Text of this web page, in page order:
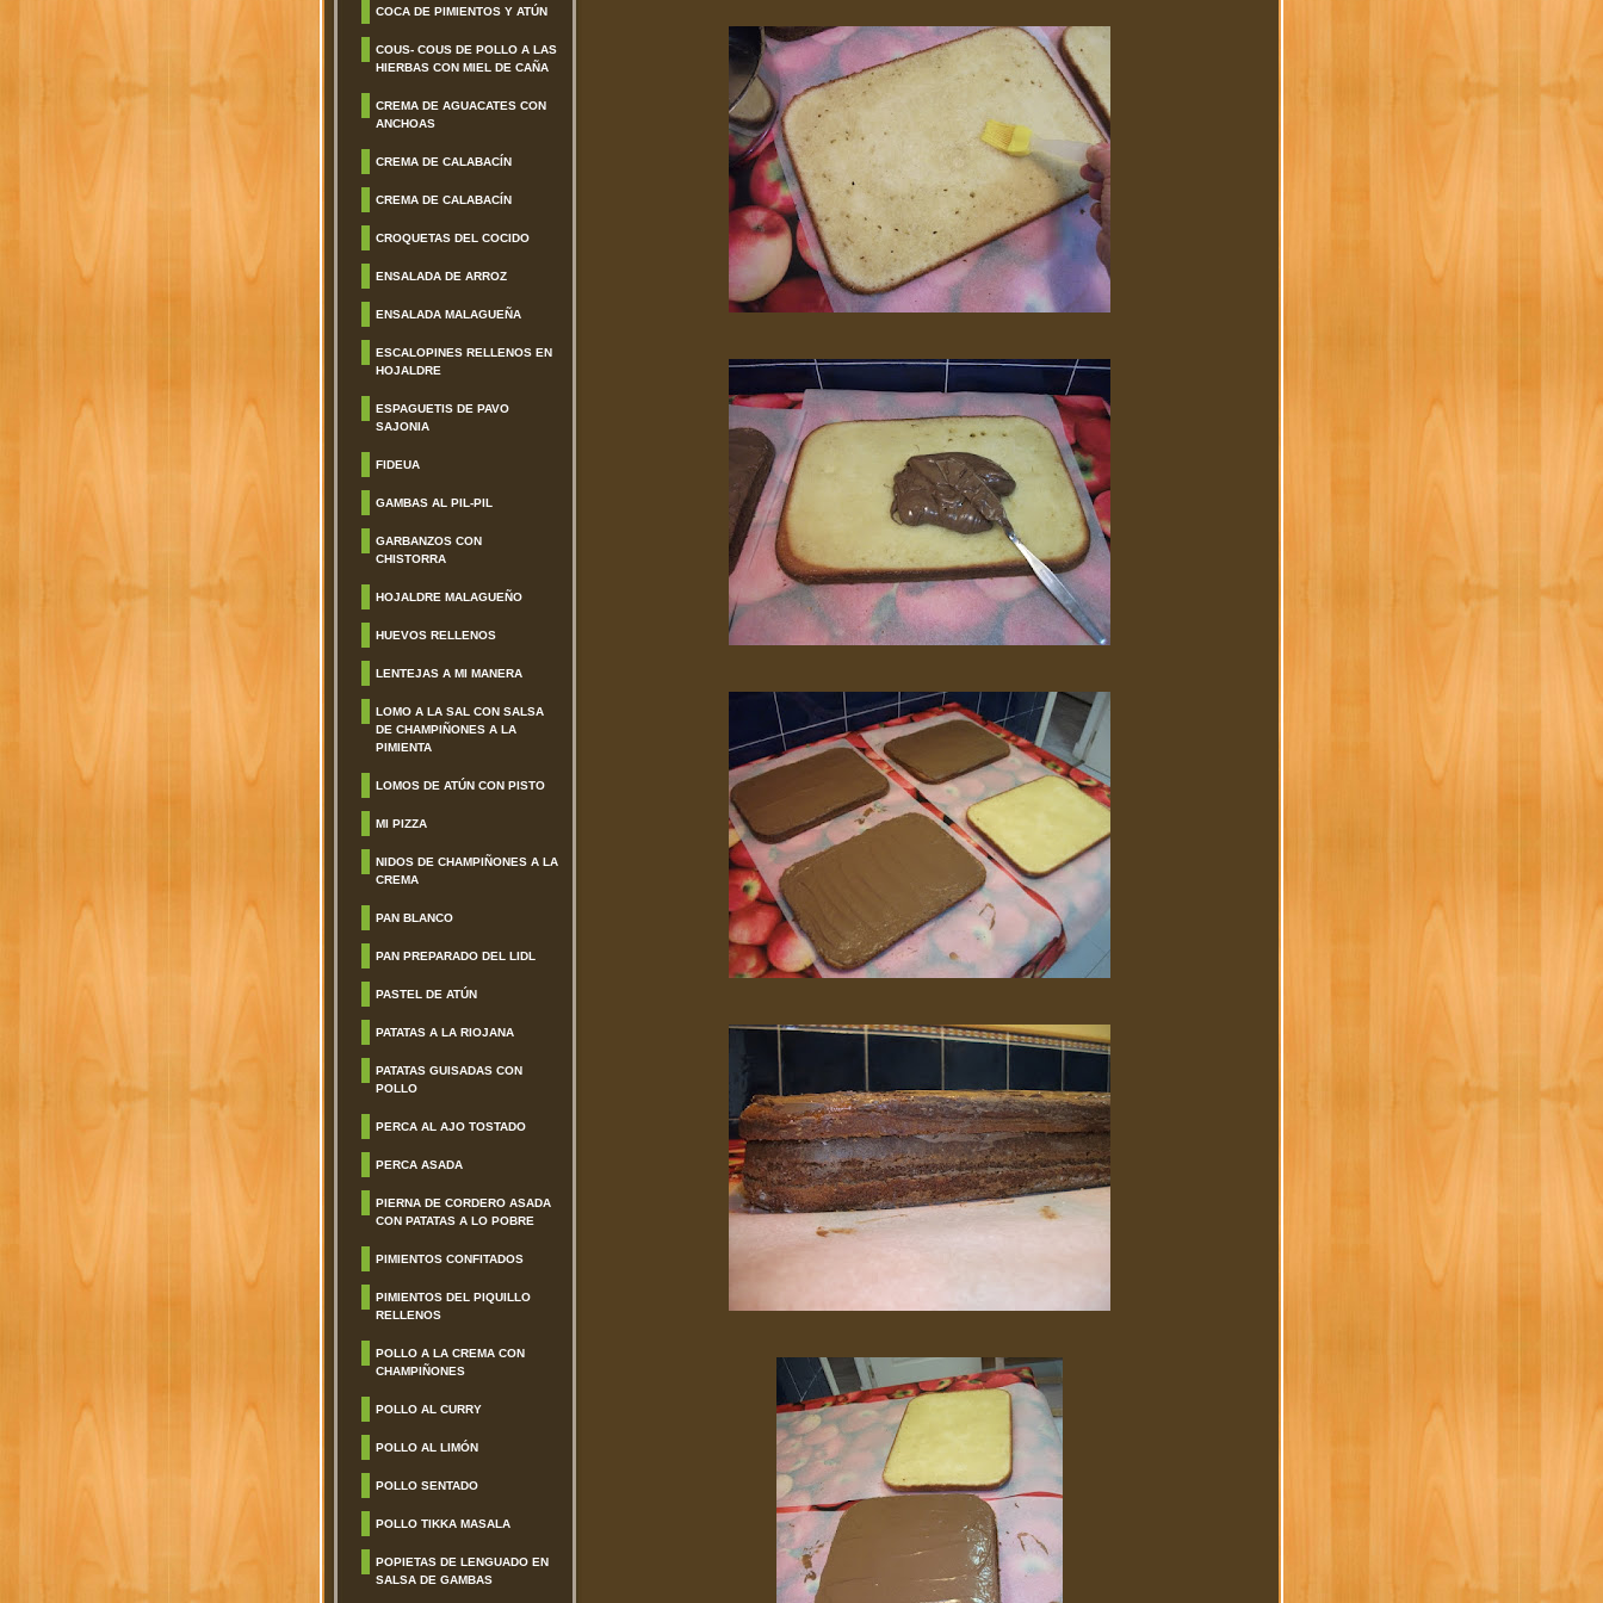
COCA DE PIMIENTOS Y ATÚN
COUS- COUS DE POLLO A LAS
HIERBAS CON MIEL DE CAÑA
CREMA DE AGUACATES CON
ANCHOAS
CREMA DE CALABACÍN
CREMA DE CALABACÍN
CROQUETAS DEL COCIDO
ENSALADA DE ARROZ
ENSALADA MALAGUEÑA
ESCALOPINES RELLENOS EN
HOJALDRE
ESPAGUETIS DE PAVO
SAJONIA
FIDEUA
GAMBAS AL PIL-PIL
GARBANZOS CON
CHISTORRA
HOJALDRE MALAGUEÑO
HUEVOS RELLENOS
LENTEJAS A MI MANERA
LOMO A LA SAL CON SALSA
DE CHAMPIÑONES A LA
PIMIENTA
LOMOS DE ATÚN CON PISTO
MI PIZZA
NIDOS DE CHAMPIÑONES A LA
CREMA
PAN BLANCO
PAN PREPARADO DEL LIDL
PASTEL DE ATÚN
PATATAS A LA RIOJANA
PATATAS GUISADAS CON
POLLO
PERCA AL AJO TOSTADO
PERCA ASADA
PIERNA DE CORDERO ASADA
CON PATATAS A LO POBRE
PIMIENTOS CONFITADOS
PIMIENTOS DEL PIQUILLO
RELLENOS
POLLO A LA CREMA CON
CHAMPIÑONES
POLLO AL CURRY
POLLO AL LIMÓN
POLLO SENTADO
POLLO TIKKA MASALA
POPIETAS DE LENGUADO EN
SALSA DE GAMBAS